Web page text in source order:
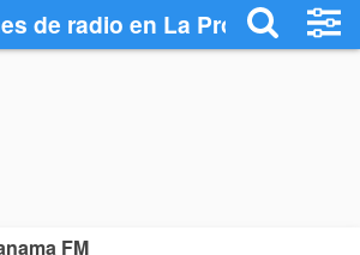
de radio en La Provincia -
FM